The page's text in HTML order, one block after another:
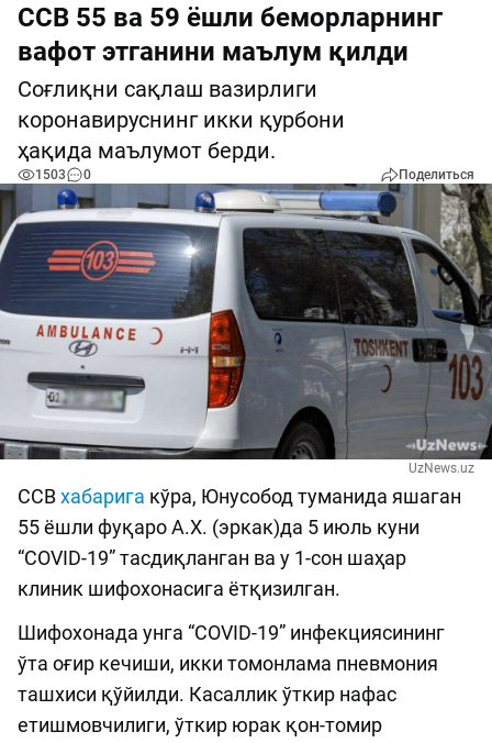
ССВ 55 ва 59 ёшли беморларнинг
вафот этганини маълум қилди
Соғлиқни сақлаш вазирлиги
коронавируснинг икки қурбони
ҳақида маълумот берди.
1503 0 Поделиться
UzNews.uz
ССВхабарига кўра, Юнусобод туманида яшаган
55 ёшли фуқаро А.Х. (эркак)да 5 июль куни
“COVID-19” тасдиқланган ва у 1-сон шаҳар
клиник шифохонасига ётқизилган.
Шифохонада унга “COVID-19” инфекциясининг
ўта оғир кечиши, икки томонлама пневмония
ташхиси қўйилди. Касаллик ўткир нафас
етишмовчилиги, ўткир юрак қон-томир